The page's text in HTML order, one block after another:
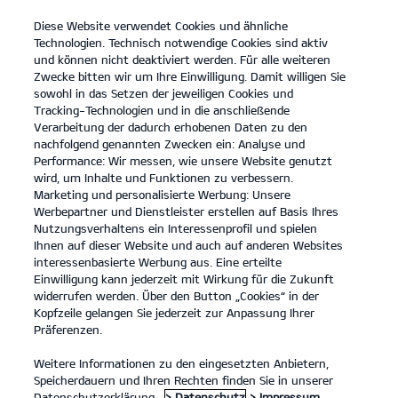
open
menu
KONTAKT
... HAUPTUNTERSUCHUNG
HAUPTUNTERSUCHUNG
Diese Website verwendet Cookies und ähnliche
Technologien. Technisch notwendige Cookies sind aktiv
und können nicht deaktiviert werden. Für alle weiteren
Zwecke bitten wir um Ihre Einwilligung. Damit willigen Sie
sowohl in das Setzen der jeweiligen Cookies und
Tracking-Technologien und in die anschließende
Verarbeitung der dadurch erhobenen Daten zu den
nachfolgend genannten Zwecken ein: Analyse und
Performance: Wir messen, wie unsere Website genutzt
wird, um Inhalte und Funktionen zu verbessern.
Marketing und personalisierte Werbung: Unsere
Werbepartner und Dienstleister erstellen auf Basis Ihres
Nutzungsverhaltens ein Interessenprofil und spielen
Ihnen auf dieser Website und auch auf anderen Websites
interessenbasierte Werbung aus. Eine erteilte
Einwilligung kann jederzeit mit Wirkung für die Zukunft
widerrufen werden. Über den Button „Cookies“ in der
Kopfzeile gelangen Sie jederzeit zur Anpassung Ihrer
Präferenzen.
Weitere Informationen zu den eingesetzten Anbietern,
Speicherdauern und Ihren Rechten finden Sie in unserer